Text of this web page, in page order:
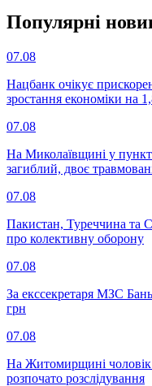
Популярнi
07.08
Нацбанк очікує
зростання економіки на
07.08
На Миколаївщині у
загиблий, двоє
07.08
Пакистан, Туреччина та
про колективну оборону
07.08
За екссекретаря МЗС
грн
07.08
На Житомирщині
розпочато розслідування